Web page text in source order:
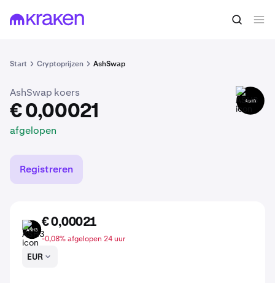
Start Cryptoprijzen AshSwap
€ 0,00021 ASH3 kopen
AshSwap koers
€ 0,00021
afgelopen
ASH3
Registreren
ASH3
€ 0,00021
-0,08% afgelopen 24 uur
EUR